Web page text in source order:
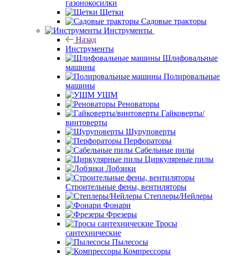
газонокосилки
Щетки
Садовые тракторы
Инструменты
Назад
Инструменты
Шлифовальные
машины
Полировальные
машины
УШМ
Реноваторы
Гайковерты/
винтоверты
Шуруповерты
Перфораторы
Сабельные пилы
Циркулярные пилы
Лобзики
Строительные фены, вентиляторы
Степлеры/Нейлеры
Фонари
Фрезеры
Тросы
сантехнические
Пылесосы
Компрессоры